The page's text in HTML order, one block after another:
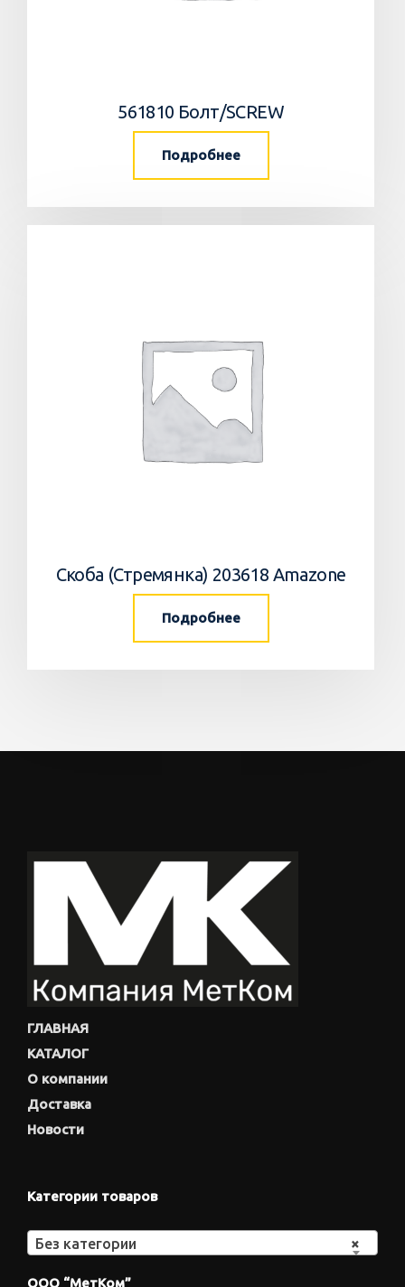
561810 Болт/SCREW
Подробнее
Скоба (Стремянка) 203618 Amazone
Подробнее
ГЛАВНАЯ
КАТАЛОГ
О компании
Доставка
Новости
Категории товаров
×
Без категории
ООО “МетКом”